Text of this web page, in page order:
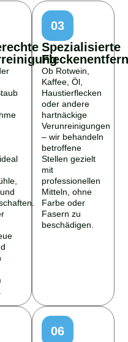
03
Spezialisierte
Ob Rotwein,
Kaffee, Öl,
Haustierflecken
oder andere
hartnäckige
Verunreinigungen
– wir behandeln
betroffene
Stellen gezielt
mit
professionellen
Mitteln, ohne
Farbe oder
Fasern zu
beschädigen.
06